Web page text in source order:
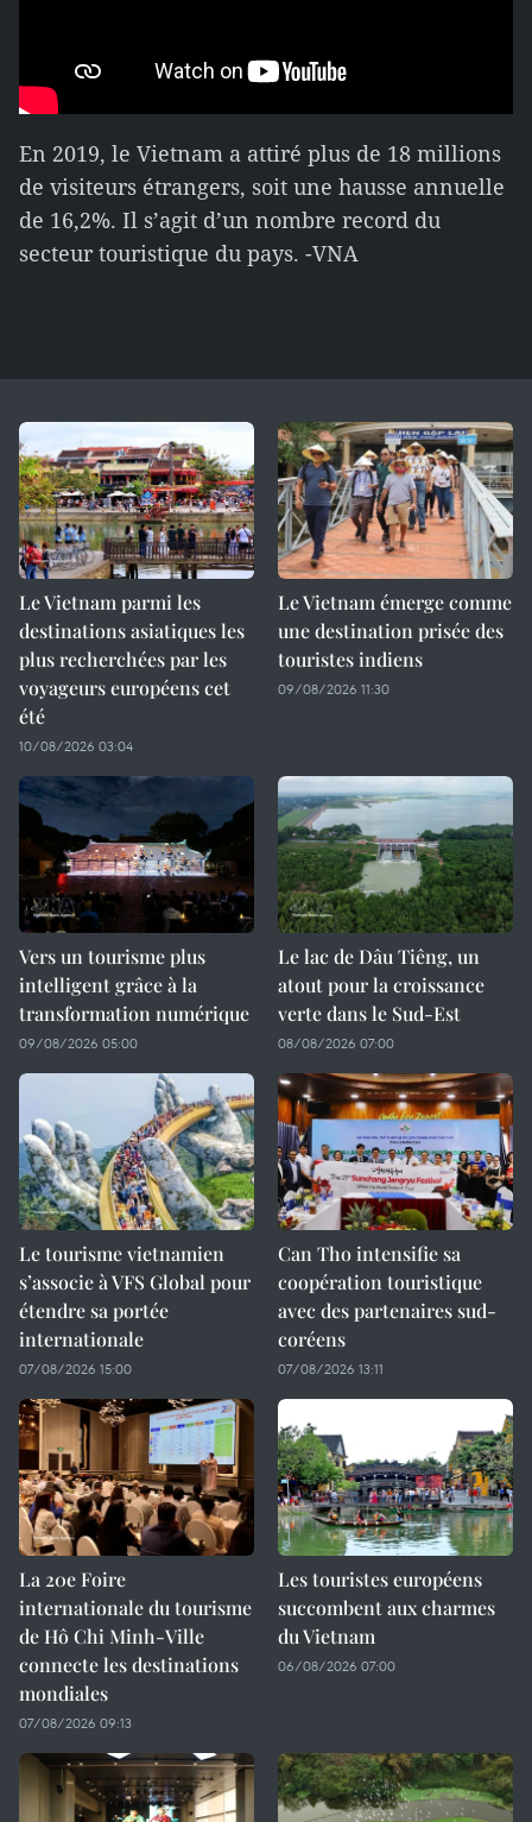
En 2019, le Vietnam a attiré plus de 18 millions
de visiteurs étrangers, soit une hausse annuelle
de 16,2%. Il s’agit d’un nombre record du
secteur touristique du pays. -VNA
Le Vietnam parmi les
destinations asiatiques les
plus recherchées par les
voyageurs européens cet
été
10/08/2026 03:04
Le Vietnam émerge comme
une destination prisée des
touristes indiens
09/08/2026 11:30
Vers un tourisme plus
intelligent grâce à la
transformation numérique
09/08/2026 05:00
Le lac de Dâu Tiêng, un
atout pour la croissance
verte dans le Sud-Est
08/08/2026 07:00
Le tourisme vietnamien
s’associe à VFS Global pour
étendre sa portée
internationale
07/08/2026 15:00
Can Tho intensifie sa
coopération touristique
avec des partenaires sud-
coréens
07/08/2026 13:11
La 20e Foire
internationale du tourisme
de Hô Chi Minh-Ville
connecte les destinations
mondiales
07/08/2026 09:13
Les touristes européens
succombent aux charmes
du Vietnam
06/08/2026 07:00